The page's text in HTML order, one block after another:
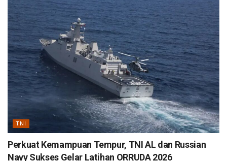
TNI
Perkuat Kemampuan Tempur, TNI AL dan Russian
Navy Sukses Gelar Latihan ORRUDA 2026